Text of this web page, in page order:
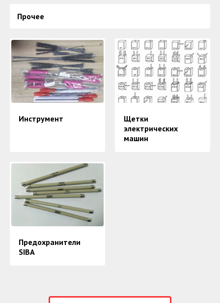
Прочее
Инструмент
Щетки
электрических
машин
Предохранители
SIBA